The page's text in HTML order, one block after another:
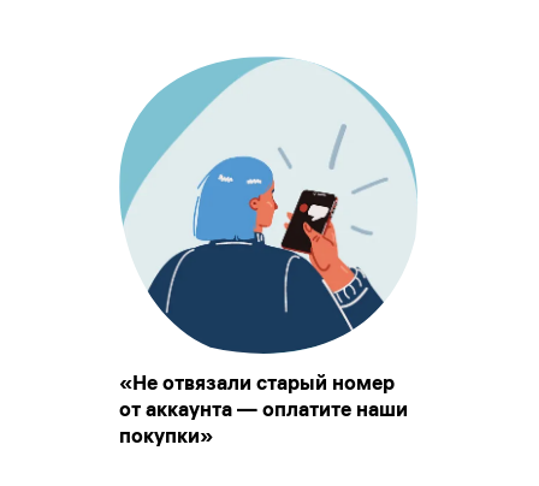
«Не отвязали старый номер
от аккаунта — оплатите наши
покупки»